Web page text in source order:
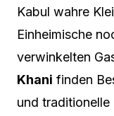
Kabul wahre
Einheimische
verwinkelten
Khani finden
und